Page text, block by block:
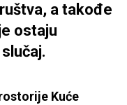
a takođe
ostaju
Kuće